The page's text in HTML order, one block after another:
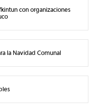
con organizaciones
la Navidad Comunal